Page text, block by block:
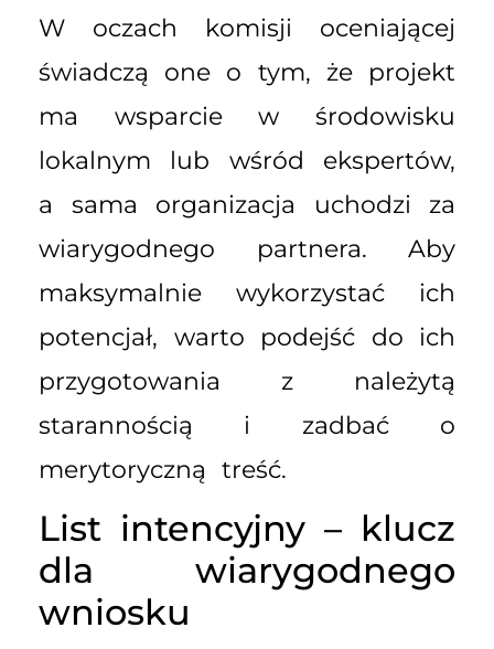
W oczach komisji oceniającej
świadczą one o tym, że projekt
ma wsparcie w środowisku
lokalnym lub wśród ekspertów,
a sama organizacja uchodzi za
wiarygodnego partnera. Aby
maksymalnie wykorzystać ich
potencjał, warto podejść do ich
przygotowania z należytą
starannością i zadbać o
merytoryczną treść.
List intencyjny – klucz
dla wiarygodnego
wniosku